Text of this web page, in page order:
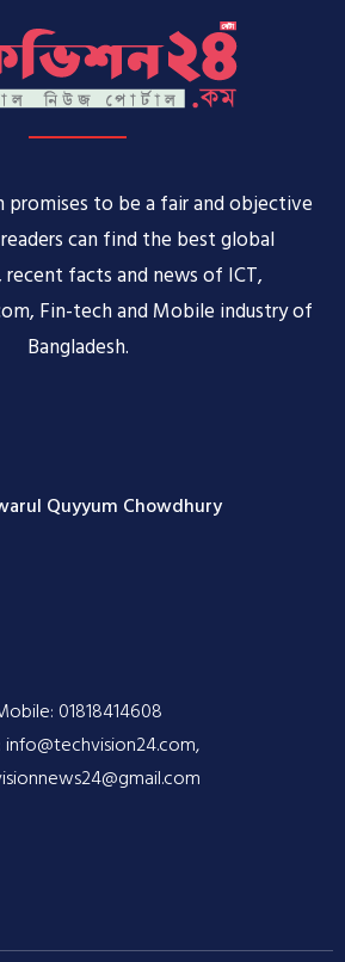
promises to be a fair and objective
can find the best global
facts and news of ICT,
Fin-tech and Mobile industry of
Bangladesh.
Quyyum Chowdhury
01818414608
info@techvision24.com,